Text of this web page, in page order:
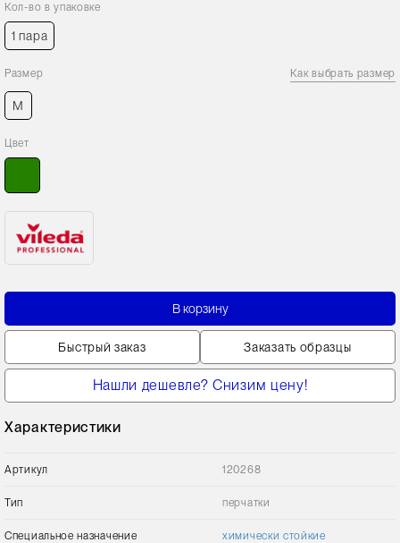
Кол-во в упаковке
1 пара
Размер Как выбрать размер
M
Цвет
В корзину
Быстрый заказ Заказать образцы
Нашли дешевле? Снизим цену!
Характеристики
Артикул 120268
Тип перчатки
Специальное назначение химически стойкие